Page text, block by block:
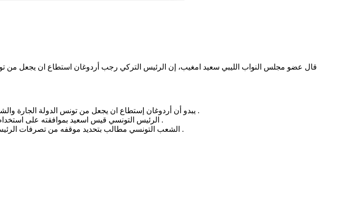
قال عضو مجلس النواب الليبي سعيد امغيب، إن الرئيس التركي رجب أردوغان استطاع ان يجعل من
.. يبدو أن أردوغان إستطاع ان يجعل من تونس الدولة الجارة والشقيقة ، قاعدة لوجستية لقواته وممراً للإرهابيين والمرتزقة والأسلحة منها إلى المليشيات في طرابلس .
الرئيس التونسي قيس اسعيد بموافقته على استخدام تركيا للأراضي والقواعد التونسية قد لايعلم ان هذا الأمر سوف يؤثر على مستقبل العلاقات بين البلدين .
الشعب التونسي مطالب بتحديد موقفه من تصرفات الرئيس قيس اسعيد و راشد الغنوشي رئيس حزب النهضة، تقديراً واحتراماً لاواصر الاخوة والقربة والمصاهرة .